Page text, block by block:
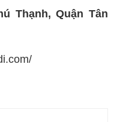
Thạnh, Quận Tân